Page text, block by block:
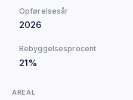
Opførelsesår
2026
Bebyggelsesprocent
21%
AREAL